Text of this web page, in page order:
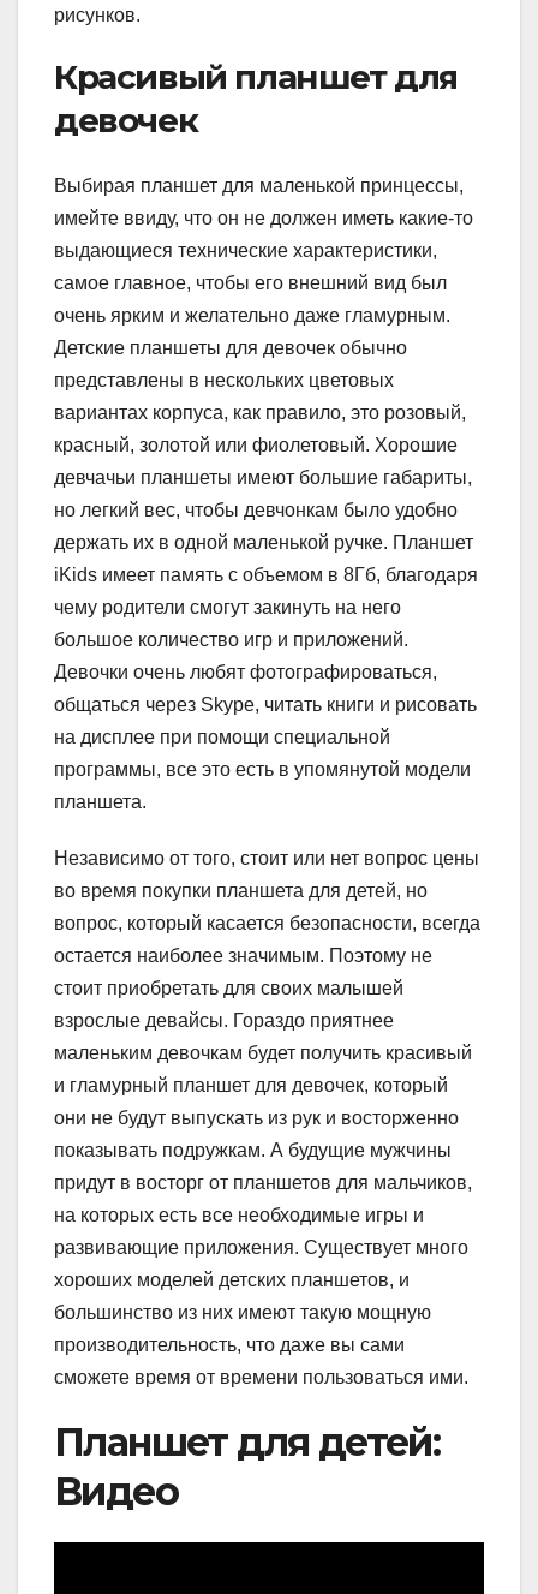
рисунков.
Красивый планшет для
девочек
Выбирая планшет для маленькой принцессы,
имейте ввиду, что он не должен иметь какие-то
выдающиеся технические характеристики,
самое главное, чтобы его внешний вид был
очень ярким и желательно даже гламурным.
Детские планшеты для девочек обычно
представлены в нескольких цветовых
вариантах корпуса, как правило, это розовый,
красный, золотой или фиолетовый. Хорошие
девчачьи планшеты имеют большие габариты,
но легкий вес, чтобы девчонкам было удобно
держать их в одной маленькой ручке. Планшет
iKids имеет память с объемом в 8Гб, благодаря
чему родители смогут закинуть на него
большое количество игр и приложений.
Девочки очень любят фотографироваться,
общаться через Skype, читать книги и рисовать
на дисплее при помощи специальной
программы, все это есть в упомянутой модели
планшета.
Независимо от того, стоит или нет вопрос цены
во время покупки планшета для детей, но
вопрос, который касается безопасности, всегда
остается наиболее значимым. Поэтому не
стоит приобретать для своих малышей
взрослые девайсы. Гораздо приятнее
маленьким девочкам будет получить красивый
и гламурный планшет для девочек, который
они не будут выпускать из рук и восторженно
показывать подружкам. А будущие мужчины
придут в восторг от планшетов для мальчиков,
на которых есть все необходимые игры и
развивающие приложения. Существует много
хороших моделей детских планшетов, и
большинство из них имеют такую мощную
производительность, что даже вы сами
сможете время от времени пользоваться ими.
Планшет для детей:
Видео